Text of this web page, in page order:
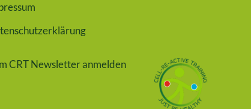
CRT Newsletter anmelden